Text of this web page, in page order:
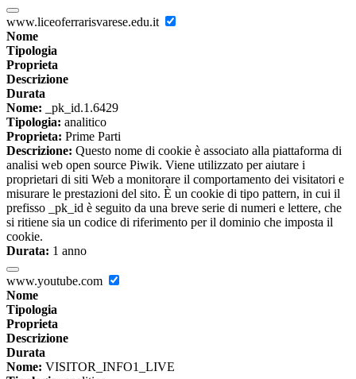
www.liceoferrarisvarese.edu.it
Nome
Tipologia
Proprieta
Descrizione
Durata
Nome: _pk_id.1.6429
Tipologia: analitico
Proprieta: Prime Parti
Descrizione: Questo nome di cookie è associato alla piattaforma di
analisi web open source Piwik. Viene utilizzato per aiutare i
proprietari di siti Web a monitorare il comportamento dei visitatori e
misurare le prestazioni del sito. È un cookie di tipo pattern, in cui il
prefisso _pk_id è seguito da una breve serie di numeri e lettere, che
si ritiene sia un codice di riferimento per il dominio che imposta il
cookie.
Durata: 1 anno
www.youtube.com
Nome
Tipologia
Proprieta
Descrizione
Durata
Nome: VISITOR_INFO1_LIVE